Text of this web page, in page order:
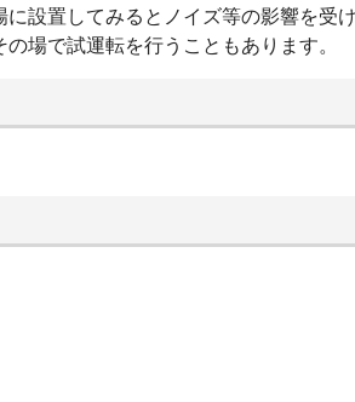
設置してみるとノイズ等の影響を受
場で試運転を行うこともあります。